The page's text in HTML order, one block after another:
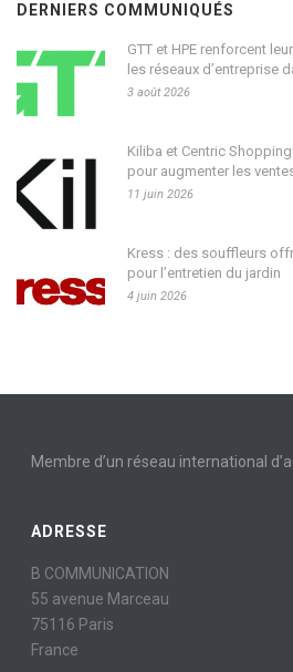
DERNIERS COMMUNIQUÉS
GTT et HPE renforcent
les réseaux d’entreprise
3 août 2026
Kiliba et Centric
pour augmenter les
11 juin 2026
Kress : des souffleurs
pour l’entretien du jardin
4 juin 2026
Membre d’un réseau international
ADRESSE
B COMMUNICATION
55 avenue Marceau
75116 Paris
France